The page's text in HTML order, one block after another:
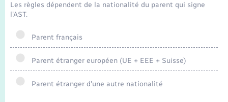
Les règles dépendent de la nationalité du parent qui signe
l'AST.
Parent français
Parent étranger européen (UE + EEE + Suisse)
Parent étranger d'une autre nationalité